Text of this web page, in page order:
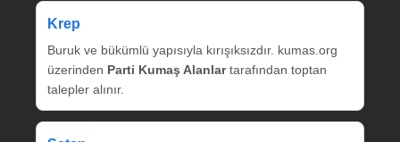
Krep
Buruk ve bükümlü yapısıyla kırışıksızdır. kumas.org
üzerinden Parti Kumaş Alanlartarafından toptan
talepler alınır.